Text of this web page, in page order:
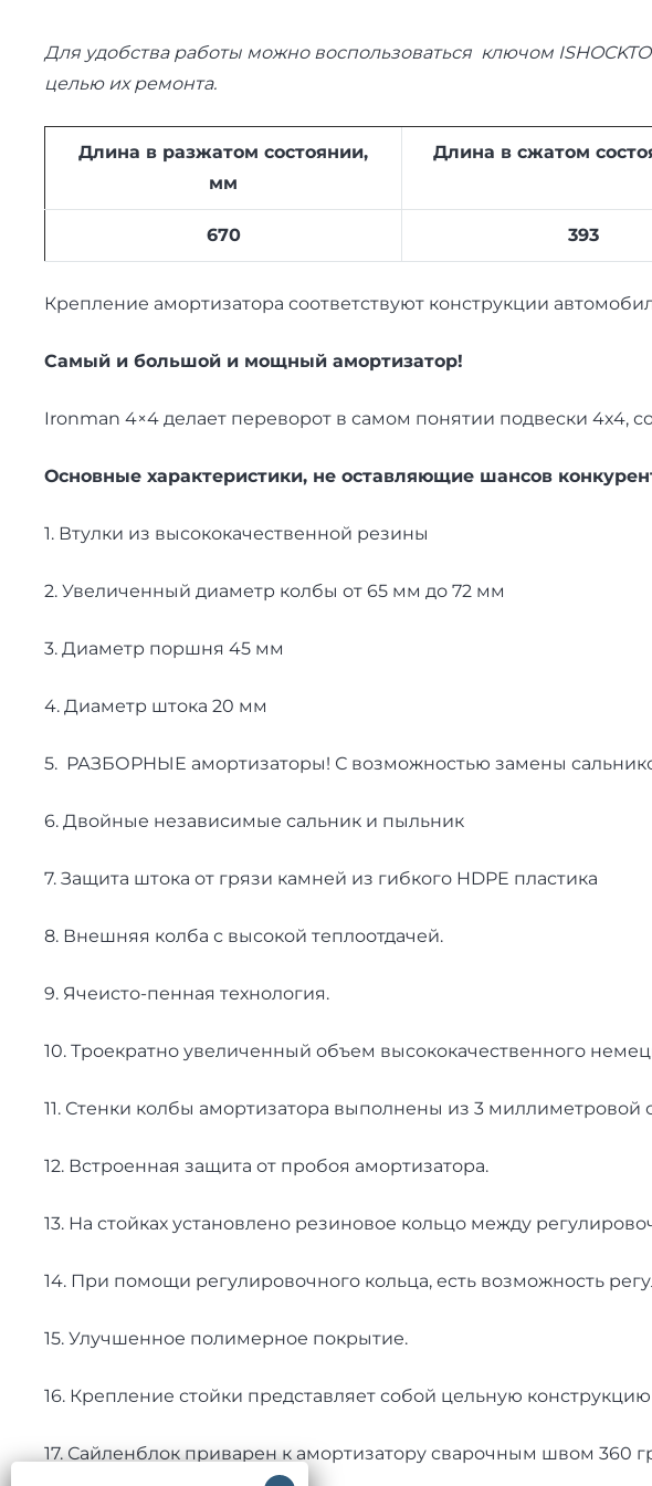
Для удобства работы можно воспользоваться ключом
целью их ремонта.
Длина в разжатом состоянии,
мм
Длина в сжатом
670 393
Крепление амортизатора соответствуют конструкции
Самый и большой и мощный амортизатор!
Ironman 4×4 делает переворот в самом понятии подвески 4х4,
Основные характеристики, не оставляющие шансов
1. Втулки из высококачественной резины
2. Увеличенный диаметр колбы от 65 мм до 72 мм
3. Диаметр поршня 45 мм
4. Диаметр штока 20 мм
5. РАЗБОРНЫЕ амортизаторы! С возможностью замены
6. Двойные независимые сальник и пыльник
7. Защита штока от грязи камней из гибкого HDPE пластика
8. Внешняя колба с высокой теплоотдачей.
9. Ячеисто-пенная технология.
10. Троекратно увеличенный объем высококачественного
11. Стенки колбы амортизатора выполнены из 3 миллиметровой
12. Встроенная защита от пробоя амортизатора.
13. На стойках установлено резиновое кольцо между
14. При помощи регулировочного кольца, есть возможность
15. Улучшенное полимерное покрытие.
16. Крепление стойки представляет собой цельную
17. Сайленблок приварен к амортизатору сварочным швом 360